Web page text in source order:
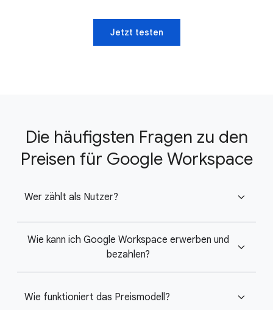
Jetzt testen
Die häufigsten Fragen zu den
Preisen für Google Workspace
Wer zählt als Nutzer? expand_more
Wie kann ich Google Workspace erwerben und
bezahlen?
expand_more
Wie funktioniert das Preismodell? expand_more